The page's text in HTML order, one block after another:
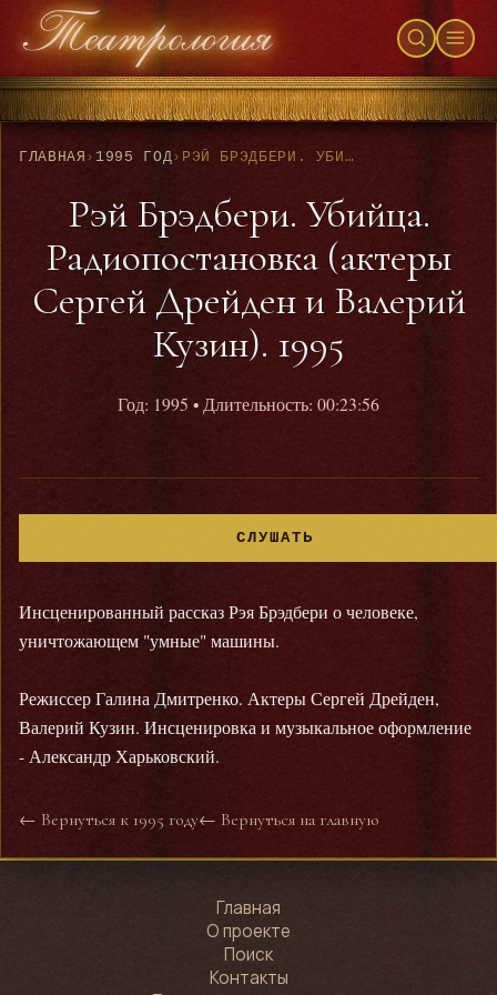
ГЛАВНАЯ › 1995 ГОД› РЭЙ БРЭДБЕРИ. УБИЙЦА. РАДИОПОСТАНОВКА (АКТЕРЫ СЕРГЕЙ ДРЕЙДЕН И ВАЛЕРИЙ КУЗИН). 1995
Рэй Брэдбери. Убийца.
Радиопостановка (актеры
Сергей Дрейден и Валерий
Кузин). 1995
Год: 1995 • Длительность: 00:23:56
СЛУШАТЬ
Инсценированный рассказ Рэя Брэдбери о человеке,
уничтожающем "умные" машины.
Режиссер Галина Дмитренко. Актеры Сергей Дрейден,
Валерий Кузин. Инсценировка и музыкальное оформление
- Александр Харьковский.
← Вернуться к 1995 году← Вернуться на главную
Главная
О проекте
Поиск
Контакты